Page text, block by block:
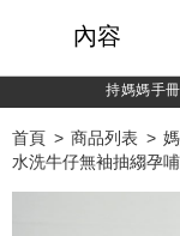
持媽媽手
首頁 商品列表
水洗牛仔無袖抽縐孕
內容